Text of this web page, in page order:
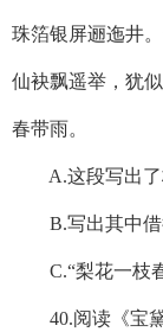
珠箔银屏逦迤井
仙袂飘遥举，犹
春带雨。
A.这段写出了
B.写出其中借
C.“梨花一枝春
40.阅读《宝黛